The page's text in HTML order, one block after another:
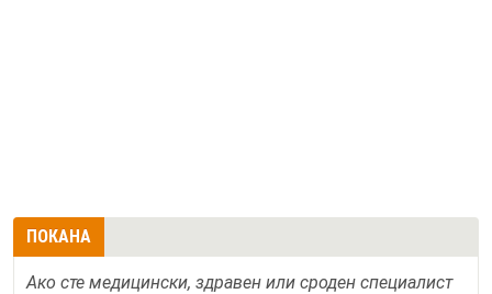
ПОКАНА
Ако сте медицински, здравен или сроден специалист